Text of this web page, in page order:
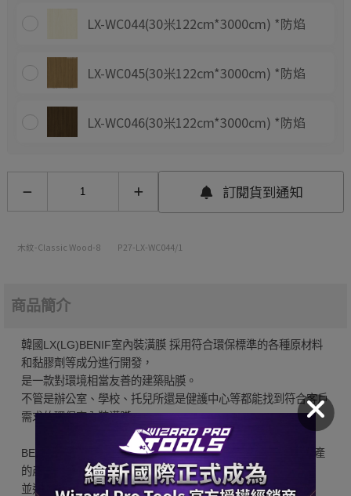
LX-WC044(30米122cm*3000cm) *防焰
LX-WC045(30米122cm*3000cm) *防焰
LX-WC046(30米122cm*3000cm) *防焰
訂閱貨到通知
木紋-Classic Wood-8 P27-LX-WC044/1
商品簡介
韓國LX(LG)BENIF室內裝潢膜 採用符合環保標準的各種原材料
和黏膠劑等成分進行開發，
是一款對環境相當友善的建築貼膜。
不管是辦公室、學校、托兒所還是健護中心等都能找到符合客戶
需求的環保室內裝潢膜。
BENIF室內裝潢膜 是在 LX(LG) Hausys 的嚴密質量控管下生產
的產品，
並通過了韓國消防研究院的嚴格阻燃測試(阻燃等级B1级)。